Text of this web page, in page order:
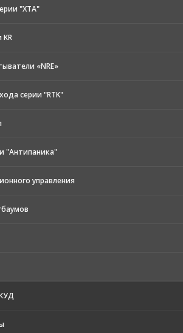
"XTA"
«NRE»
серии "RTK"
"Антипаника"
управления